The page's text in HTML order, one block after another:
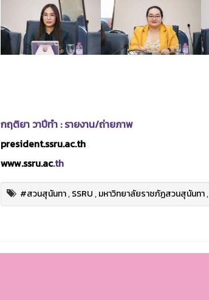
กฤติยา วาปีทำ : รายงาน/ถ่ายภาพ
president.ssru.ac.th
www.ssru.ac.th
#สวนสุนันทา,SSRU,มหาวิทยาลัยราชภัฏสวนสุนันทา,